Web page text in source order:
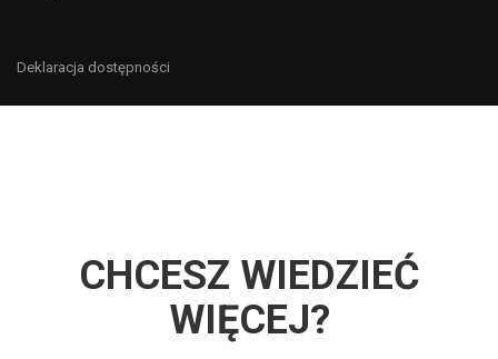
Deklaracja dostępności
CHCESZ WIEDZIEĆ
WIĘCEJ?